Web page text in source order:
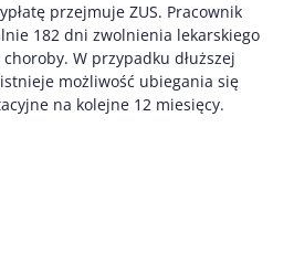
przejmuje ZUS. Pracownik
182 dni zwolnienia lekarskiego
W przypadku dłuższej
możliwość ubiegania się
na kolejne 12 miesięcy.